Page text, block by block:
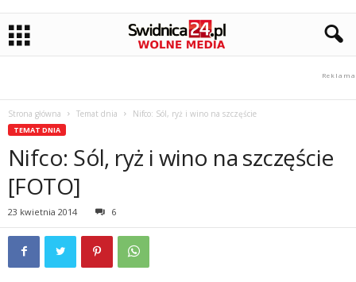
Strona główna Temat dnia Nifco: Sól, ryż i wino na szczęście
TEMAT DNIA
Nifco: Sól, ryż i wino na szczęście
[FOTO]
23 kwietnia 2014 6